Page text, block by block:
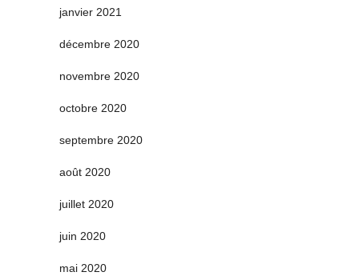
janvier 2021
décembre 2020
novembre 2020
octobre 2020
septembre 2020
août 2020
juillet 2020
juin 2020
mai 2020